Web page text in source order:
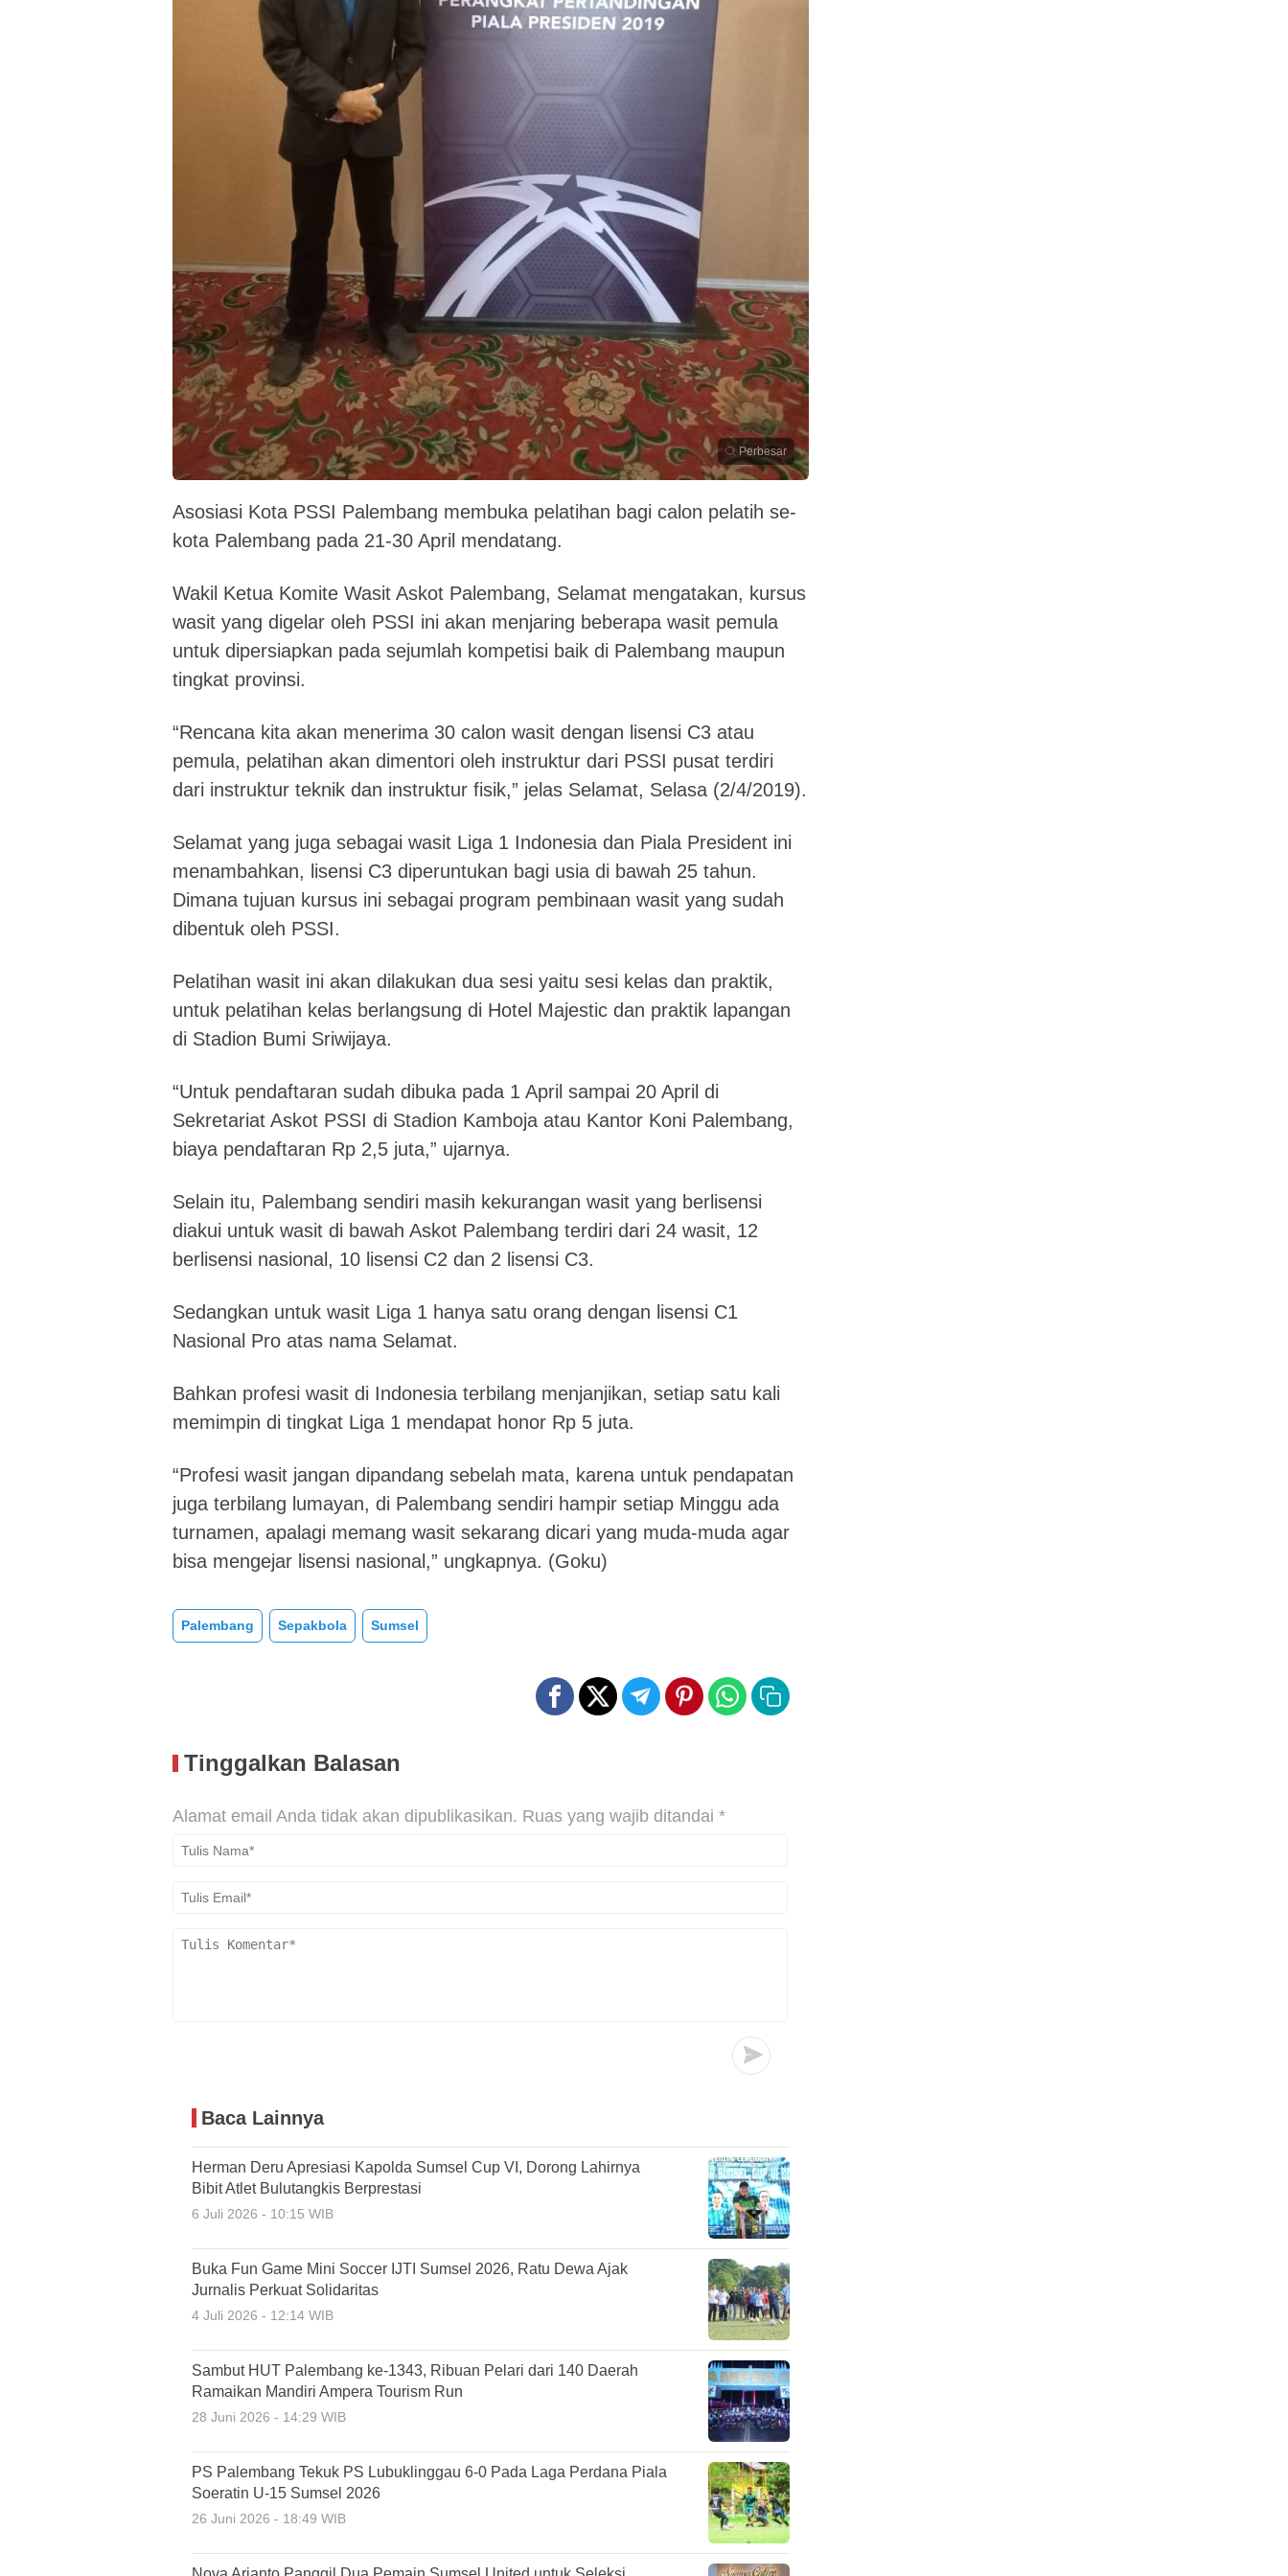
Perbesar
Asosiasi Kota PSSI Palembang membuka pelatihan bagi calon pelatih se-
kota Palembang pada 21-30 April mendatang.
Wakil Ketua Komite Wasit Askot Palembang, Selamat mengatakan, kursus
wasit yang digelar oleh PSSI ini akan menjaring beberapa wasit pemula
untuk dipersiapkan pada sejumlah kompetisi baik di Palembang maupun
tingkat provinsi.
“Rencana kita akan menerima 30 calon wasit dengan lisensi C3 atau
pemula, pelatihan akan dimentori oleh instruktur dari PSSI pusat terdiri
dari instruktur teknik dan instruktur fisik,” jelas Selamat, Selasa (2/4/2019).
Selamat yang juga sebagai wasit Liga 1 Indonesia dan Piala President ini
menambahkan, lisensi C3 diperuntukan bagi usia di bawah 25 tahun.
Dimana tujuan kursus ini sebagai program pembinaan wasit yang sudah
dibentuk oleh PSSI.
Pelatihan wasit ini akan dilakukan dua sesi yaitu sesi kelas dan praktik,
untuk pelatihan kelas berlangsung di Hotel Majestic dan praktik lapangan
di Stadion Bumi Sriwijaya.
“Untuk pendaftaran sudah dibuka pada 1 April sampai 20 April di
Sekretariat Askot PSSI di Stadion Kamboja atau Kantor Koni Palembang,
biaya pendaftaran Rp 2,5 juta,” ujarnya.
Selain itu, Palembang sendiri masih kekurangan wasit yang berlisensi
diakui untuk wasit di bawah Askot Palembang terdiri dari 24 wasit, 12
berlisensi nasional, 10 lisensi C2 dan 2 lisensi C3.
Sedangkan untuk wasit Liga 1 hanya satu orang dengan lisensi C1
Nasional Pro atas nama Selamat.
Bahkan profesi wasit di Indonesia terbilang menjanjikan, setiap satu kali
memimpin di tingkat Liga 1 mendapat honor Rp 5 juta.
“Profesi wasit jangan dipandang sebelah mata, karena untuk pendapatan
juga terbilang lumayan, di Palembang sendiri hampir setiap Minggu ada
turnamen, apalagi memang wasit sekarang dicari yang muda-muda agar
bisa mengejar lisensi nasional,” ungkapnya. (Goku)
Palembang Sepakbola Sumsel
Tinggalkan Balasan
Alamat email Anda tidak akan dipublikasikan. Ruas yang wajib ditandai *
Baca Lainnya
Herman Deru Apresiasi Kapolda Sumsel Cup VI, Dorong Lahirnya
Bibit Atlet Bulutangkis Berprestasi
6 Juli 2026 - 10:15 WIB
Buka Fun Game Mini Soccer IJTI Sumsel 2026, Ratu Dewa Ajak
Jurnalis Perkuat Solidaritas
4 Juli 2026 - 12:14 WIB
Sambut HUT Palembang ke-1343, Ribuan Pelari dari 140 Daerah
Ramaikan Mandiri Ampera Tourism Run
28 Juni 2026 - 14:29 WIB
PS Palembang Tekuk PS Lubuklinggau 6-0 Pada Laga Perdana Piala
Soeratin U-15 Sumsel 2026
26 Juni 2026 - 18:49 WIB